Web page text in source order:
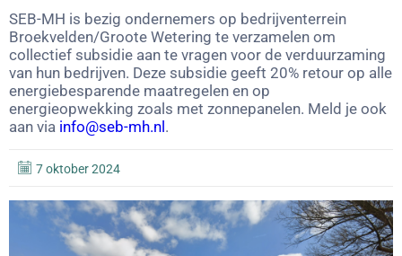
SEB-MH is bezig ondernemers op bedrijventerrein
Broekvelden/Groote Wetering te verzamelen om
collectief subsidie aan te vragen voor de verduurzaming
van hun bedrijven. Deze subsidie geeft 20% retour op alle
energiebesparende maatregelen en op
energieopwekking zoals met zonnepanelen. Meld je ook
aan via info@seb-mh.nl .
7 oktober 2024